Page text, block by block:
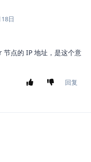
日
点的 IP 地址，是这个意
回复